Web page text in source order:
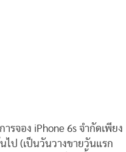
จอง iPhone 6s จำกัดเพียง
ไป (เป็นวันวางขายวันแรก